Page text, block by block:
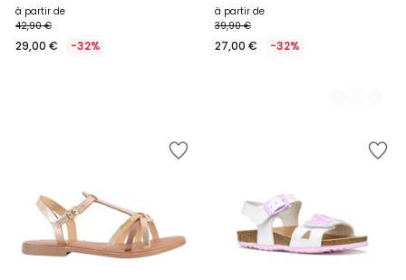
à partir de
42,90 €
29,00 € -32%
à partir de
39,90 €
27,00 € -32%